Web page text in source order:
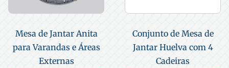
Mesa de Jantar Anita
para Varandas e Áreas
Externas
Conjunto de Mesa de
Jantar Huelva com 4
Cadeiras